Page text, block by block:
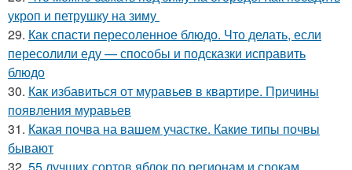
укроп и петрушку на зиму
29. Как спасти пересоленное блюдо. Что делать, если
пересолили еду — способы и подсказки исправить
блюдо
30. Как избавиться от муравьев в квартире. Причины
появления муравьев
31. Какая почва на вашем участке. Какие типы почвы
бывают